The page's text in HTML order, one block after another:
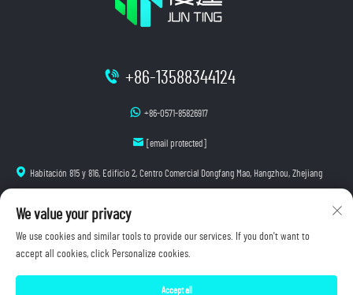
+86-13588344124
+86-0571-85826917
[email protected]
Habitación 815 y 816, Edificio 2, Centro Comercial Dongfang Mao, Hangzhou, Zhejiang
We value your privacy
We use cookies and similar tools to provide our services. If you don't want to
accept all cookies, click Personalize cookies.
Accept all